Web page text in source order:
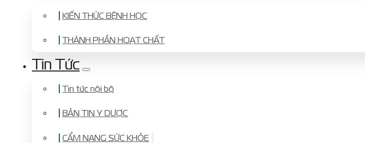
KIẾN THỨC BỆNH HỌC
THÀNH PHẦN HOẠT CHẤT
Tin Tức
Tin tức nội bộ
BẢN TIN Y DƯỢC
CẨM NANG SỨC KHỎE